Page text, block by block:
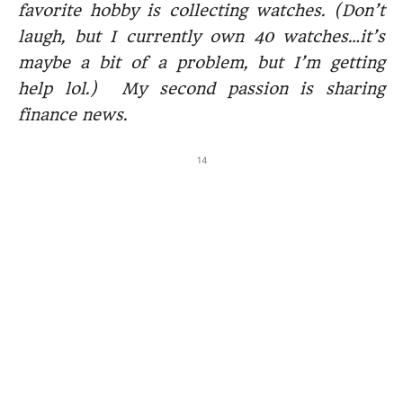
favorite hobby is collecting watches. (Don’t
laugh, but I currently own 40 watches…it’s
maybe a bit of a problem, but I’m getting
help lol.) My second passion is sharing
finance news.
14